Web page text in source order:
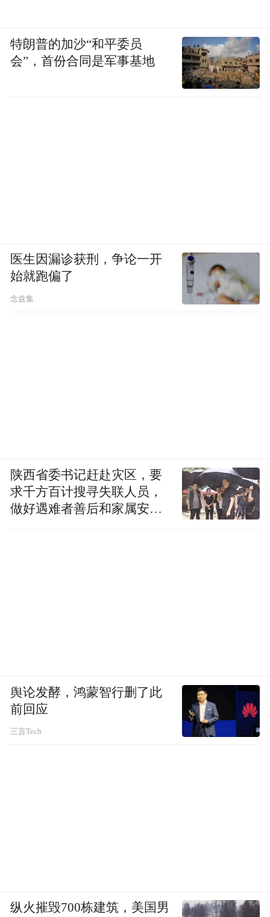
特朗普的加沙“和平委员
会”，首份合同是军事基地
医生因漏诊获刑，争论一开
始就跑偏了
念兹集
陕西省委书记赶赴灾区，要
求千方百计搜寻失联人员，
做好遇难者善后和家属安抚
舆论发酵，鸿蒙智行删了此
前回应
三言Tech
纵火摧毁700栋建筑，美国男